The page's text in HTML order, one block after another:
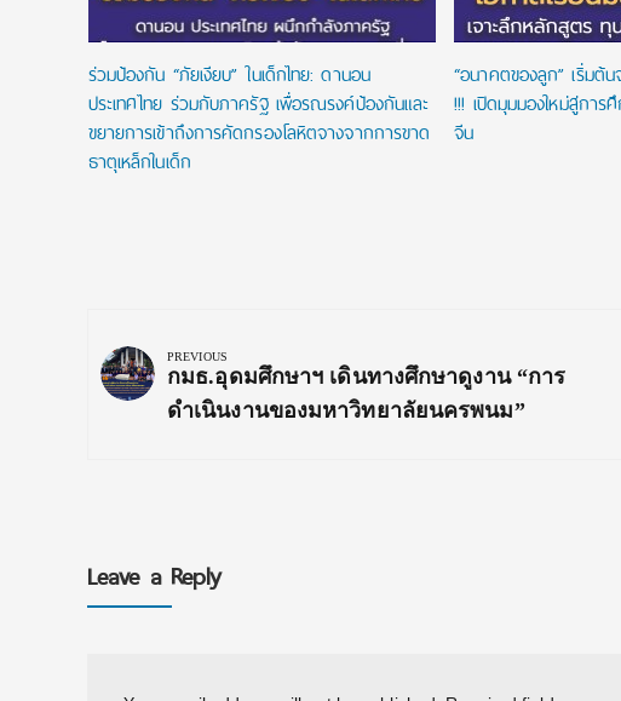
ร่วมป้องกัน “ภัยเงียบ” ในเด็กไทย: ดานอน
ประเทศไทย ร่วมกับภาครัฐ เพื่อรณรงค์ป้องกันและ
ขยายการเข้าถึงการคัดกรองโลหิตจางจากการขาด
ธาตุเหล็กในเด็ก
“อนาคตของลูก” เริ่มต้น
!!! เปิดมุมมองใหม่สู่การ
จีน
navigation
PREVIOUS
Previous
Post:
กมธ.อุดมศึกษาฯ เดินทางศึกษาดูงาน “การ
ดำเนินงานของมหาวิทยาลัยนครพนม”
Leave a Reply